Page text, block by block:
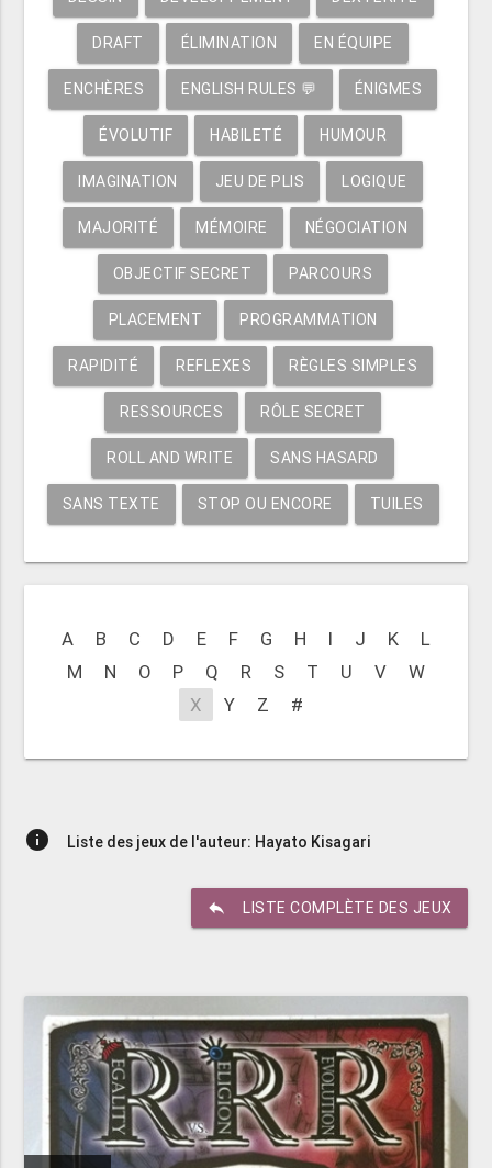
DRAFT ÉLIMINATION EN ÉQUIPE
ENCHÈRES ENGLISH RULES 💬 ÉNIGMES
ÉVOLUTIF HABILETÉ HUMOUR
IMAGINATION JEU DE PLIS LOGIQUE
MAJORITÉ MÉMOIRE NÉGOCIATION
OBJECTIF SECRET PARCOURS
PLACEMENT PROGRAMMATION
RAPIDITÉ REFLEXES RÈGLES SIMPLES
RESSOURCES RÔLE SECRET
ROLL AND WRITE SANS HASARD
SANS TEXTE STOP OU ENCORE TUILES
A B C D E F G H I J K
L
M
N O P Q R S T U V
W
X
Y Z #
info Liste des jeux de l'auteur: Hayato Kisagari
reply LISTE COMPLÈTE DES JEUX